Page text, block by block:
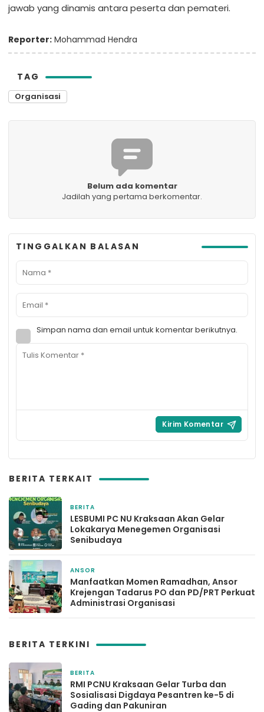
jawab yang dinamis antara peserta dan pemateri.
Reporter: Mohammad Hendra
TAG
Organisasi
Belum ada komentar
Jadilah yang pertama berkomentar.
TINGGALKAN BALASAN
Simpan nama dan email untuk komentar berikutnya.
BERITA TERKAIT
BERITA
LESBUMI PC NU Kraksaan Akan Gelar
Lokakarya Menegemen Organisasi
Senibudaya
ANSOR
Manfaatkan Momen Ramadhan, Ansor
Krejengan Tadarus PO dan PD/PRT Perkuat
Administrasi Organisasi
BERITA TERKINI
BERITA
RMI PCNU Kraksaan Gelar Turba dan
Sosialisasi Digdaya Pesantren ke-5 di
Gading dan Pakuniran